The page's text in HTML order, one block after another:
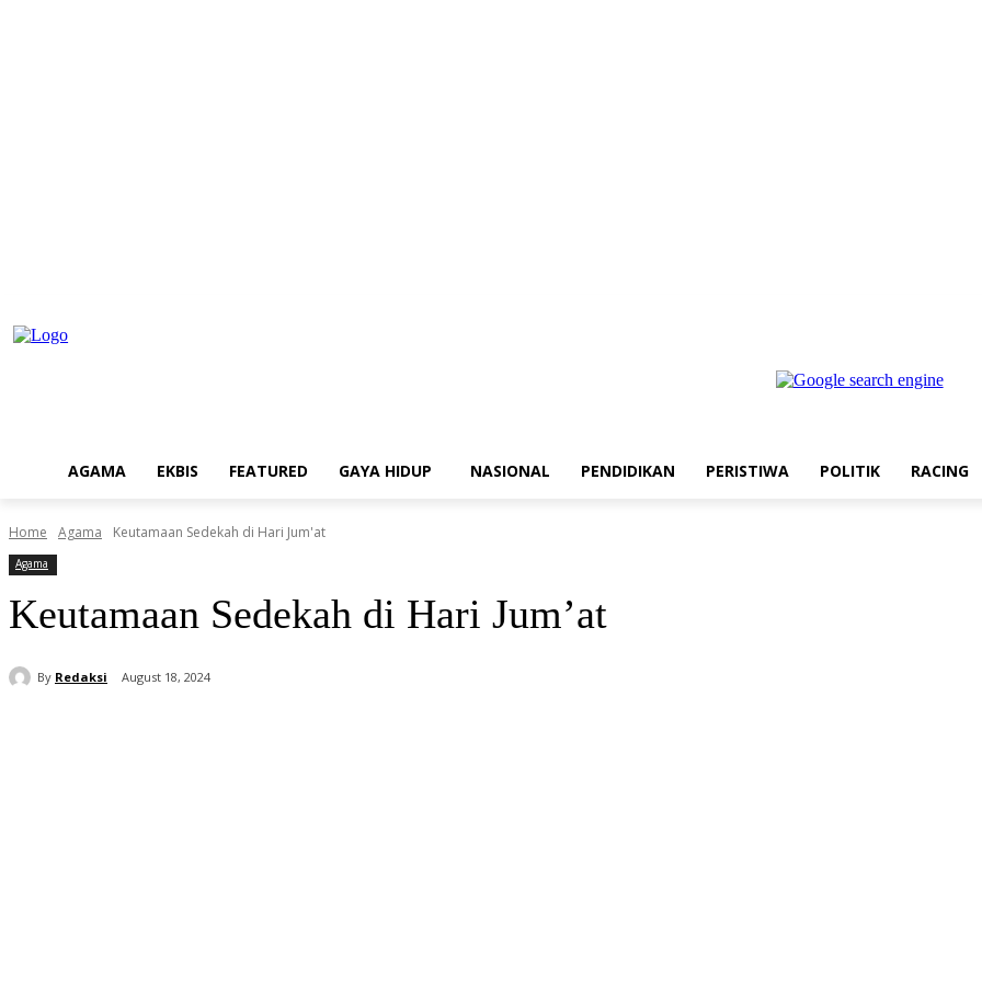
AGAMA EKBIS FEATURED GAYA HIDUP NASIONAL PENDIDIKAN PERISTIWA POLITIK RACING
Home Agama Keutamaan Sedekah di Hari Jum'at
Agama
Keutamaan Sedekah di Hari Jum’at
By Redaksi August 18, 2024